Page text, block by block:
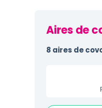
Aires de
8 aires de